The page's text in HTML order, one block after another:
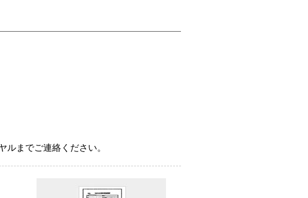
ルまでご連絡ください。